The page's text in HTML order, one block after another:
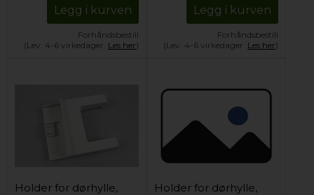
Legg i kurven
Forhåndsbestill
(Lev. 4-6 virkedager. Les her)
Legg i kurven
Forhåndsbestill
(Lev. 4-6 virkedager. Les her)
Holder for dørhylle,
Holder for dørhylle,